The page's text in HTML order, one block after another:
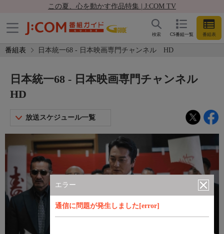
この夏、心を動かす作品特集 | J:COM TV
CS番組一覧 番組表
検索
番組表 日本統一68 - 日本映画専門チャンネル HD
エラー
通信に問題が発生しました[error]
日本統一68 - 日本映画専門チャンネル
HD
放送スケジュール一覧